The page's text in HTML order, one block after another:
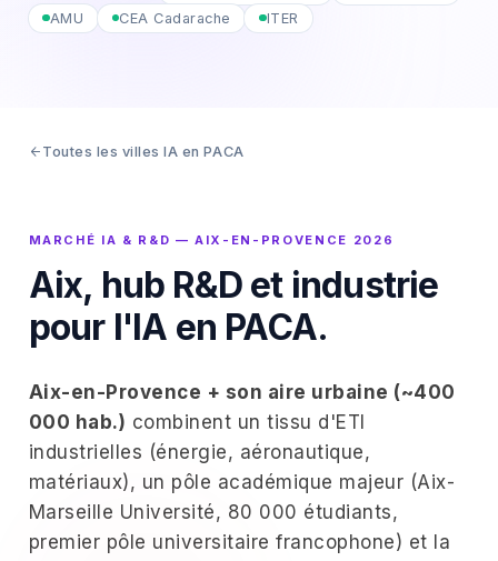
AMU
CEA Cadarache ITER
Toutes les villes IA en PACA
MARCHÉ IA & R&D — AIX-EN-PROVENCE 2026
Aix, hub R&D et industrie
pour l'IA en PACA.
Aix-en-Provence + son aire urbaine (~400
000 hab.) combinent un tissu d'ETI
industrielles (énergie, aéronautique,
matériaux), un pôle académique majeur (Aix-
Marseille Université, 80 000 étudiants,
premier pôle universitaire francophone) et la